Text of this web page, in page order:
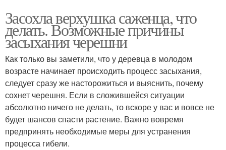
Засохла верхушка саженца, что
делать. Возможные причины
засыхания черешни
Как только вы заметили, что у деревца в молодом
возрасте начинает происходить процесс засыхания,
следует сразу же насторожиться и выяснить, почему
сохнет черешня. Если в сложившейся ситуации
абсолютно ничего не делать, то вскоре у вас и вовсе не
будет шансов спасти растение. Важно вовремя
предпринять необходимые меры для устранения
процесса гибели.